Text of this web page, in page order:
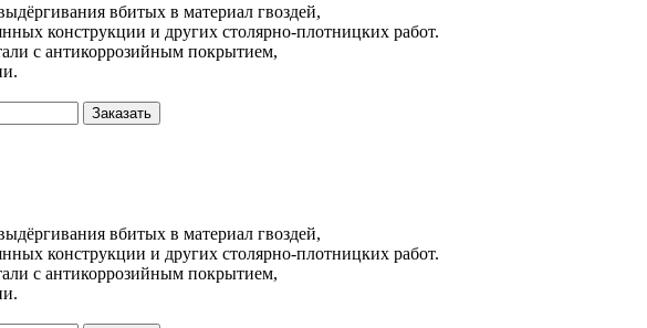
вбитых в материал гвоздей,
конструкции и других столярно-плотницких работ.
с антикоррозийным покрытием,
Заказать
вбитых в материал гвоздей,
конструкции и других столярно-плотницких работ.
с антикоррозийным покрытием,